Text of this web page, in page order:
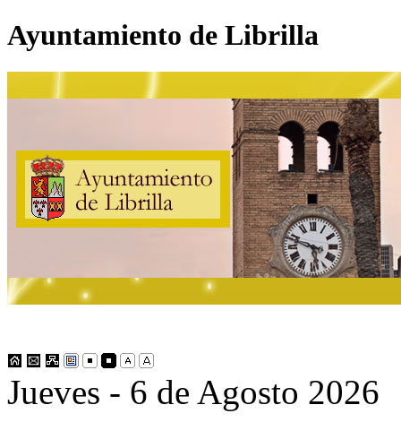
Ayuntamiento de Librilla
Jueves - 6 de Agosto 2026